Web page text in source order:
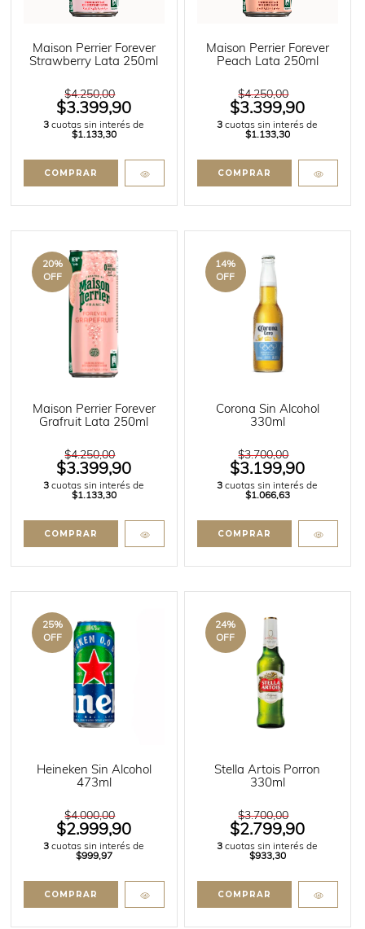
Maison Perrier Forever
Strawberry Lata 250ml
$4.250,00
$3.399,90
3 cuotas sin interés de
$1.133,30
Maison Perrier Forever
Peach Lata 250ml
$4.250,00
$3.399,90
3 cuotas sin interés de
$1.133,30
20%
OFF
Maison Perrier Forever
Grafruit Lata 250ml
$4.250,00
$3.399,90
3 cuotas sin interés de
$1.133,30
14%
OFF
Corona Sin Alcohol
330ml
$3.700,00
$3.199,90
3 cuotas sin interés de
$1.066,63
25%
OFF
Heineken Sin Alcohol
473ml
$4.000,00
$2.999,90
3 cuotas sin interés de
$999,97
24%
OFF
Stella Artois Porron
330ml
$3.700,00
$2.799,90
3 cuotas sin interés de
$933,30